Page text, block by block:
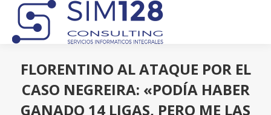
FLORENTINO AL ATAQUE POR EL
CASO NEGREIRA: «PODÍA HABER
GANADO 14 LIGAS, PERO ME LAS